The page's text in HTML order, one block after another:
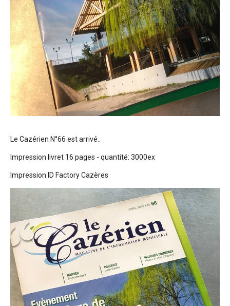
Le Cazérien N°66 est arrivé..
Impression livret 16 pages - quantité: 3000ex
Impression ID Factory Cazères